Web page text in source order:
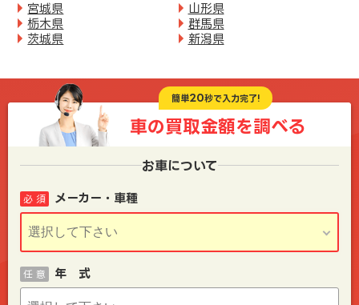
宮城県
山形県
栃木県
群馬県
茨城県
新潟県
簡単20秒で入力完了!
車の買取金額を調べる
お車について
メーカー・車種
必 須
年 式
任 意